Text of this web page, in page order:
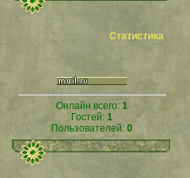
Статистика
Онлайн всего: 1
Гостей: 1
Пользователей: 0